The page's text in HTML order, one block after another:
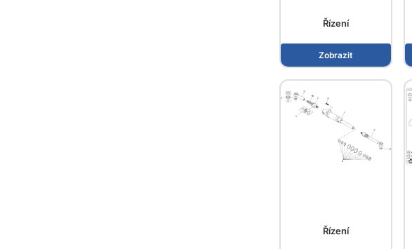
Řízení
Zobrazit
Řízení